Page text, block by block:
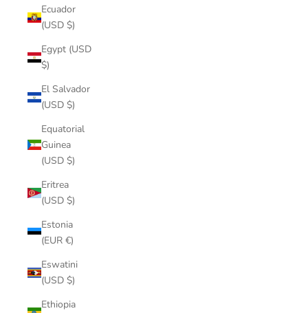
Ecuador
(USD $)
Egypt (USD
$)
El Salvador
(USD $)
Equatorial
Guinea
(USD $)
Eritrea
(USD $)
Estonia
(EUR €)
Eswatini
(USD $)
Ethiopia